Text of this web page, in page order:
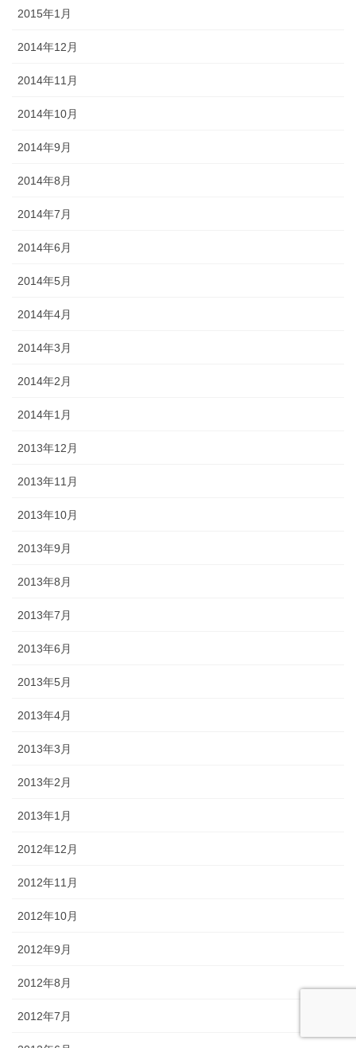
2015年1月
2014年12月
2014年11月
2014年10月
2014年9月
2014年8月
2014年7月
2014年6月
2014年5月
2014年4月
2014年3月
2014年2月
2014年1月
2013年12月
2013年11月
2013年10月
2013年9月
2013年8月
2013年7月
2013年6月
2013年5月
2013年4月
2013年3月
2013年2月
2013年1月
2012年12月
2012年11月
2012年10月
2012年9月
2012年8月
2012年7月